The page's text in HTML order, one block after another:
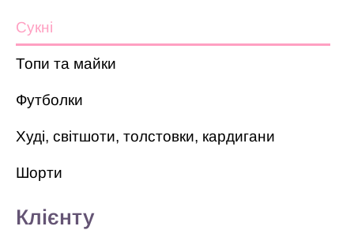
Сукні
Топи та майки
Футболки
Худі, світшоти, толстовки, кардигани
Шорти
Клієнту